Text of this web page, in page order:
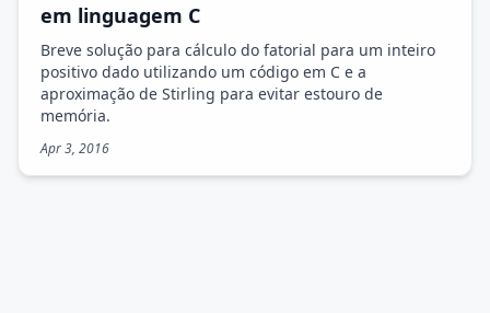
em linguagem C
Breve solução para cálculo do fatorial para um inteiro
positivo dado utilizando um código em C e a
aproximação de Stirling para evitar estouro de
memória.
Apr 3, 2016